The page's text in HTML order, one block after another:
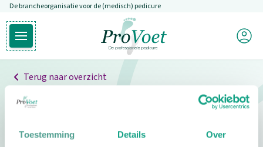
Toestemming Details Over
Overslaan en naar de inhoud gaan
De brancheorganisatie voor de (medisch) pedicure
Open hoofdmenu
Ga naar de homepagina
Mijn
Terug naar overzicht
Professionals
Pedicure niet gevonden